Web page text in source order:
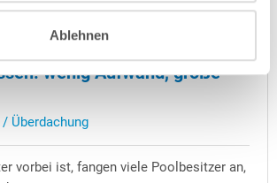
Ablehnen
wenig Aufwand, große
Überdachung
vorbei ist, fangen viele Poolbesitzer an,